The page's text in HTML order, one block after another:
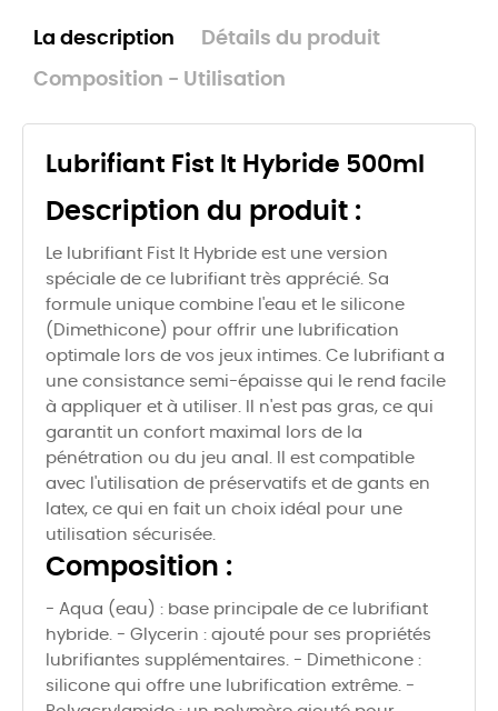
La description Détails du produit
Composition - Utilisation
Lubrifiant Fist It Hybride 500ml
Description du produit :
Le lubrifiant Fist It Hybride est une version
spéciale de ce lubrifiant très apprécié. Sa
formule unique combine l'eau et le silicone
(Dimethicone) pour offrir une lubrification
optimale lors de vos jeux intimes. Ce lubrifiant a
une consistance semi-épaisse qui le rend facile
à appliquer et à utiliser. Il n'est pas gras, ce qui
garantit un confort maximal lors de la
pénétration ou du jeu anal. Il est compatible
avec l'utilisation de préservatifs et de gants en
latex, ce qui en fait un choix idéal pour une
utilisation sécurisée.
Composition :
- Aqua (eau) : base principale de ce lubrifiant
hybride. - Glycerin : ajouté pour ses propriétés
lubrifiantes supplémentaires. - Dimethicone :
silicone qui offre une lubrification extrême. -